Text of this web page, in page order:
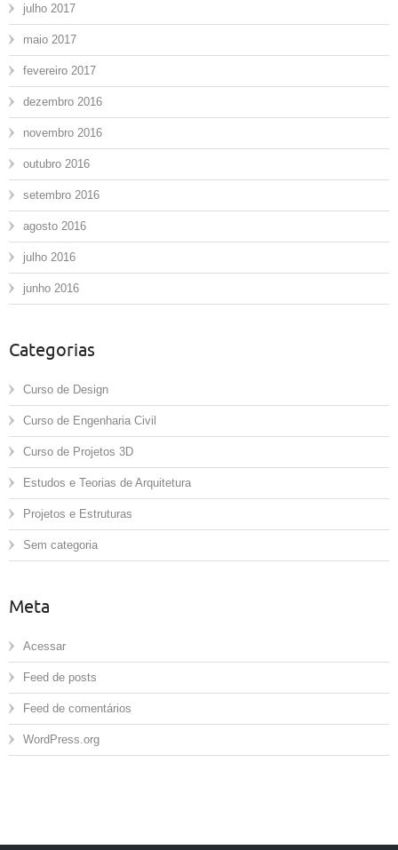
julho 2017
maio 2017
fevereiro 2017
dezembro 2016
novembro 2016
outubro 2016
setembro 2016
agosto 2016
julho 2016
junho 2016
Categorias
Curso de Design
Curso de Engenharia Civil
Curso de Projetos 3D
Estudos e Teorias de Arquitetura
Projetos e Estruturas
Sem categoria
Meta
Acessar
Feed de posts
Feed de comentários
WordPress.org